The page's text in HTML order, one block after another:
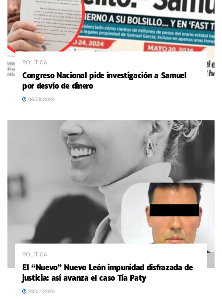
POLÍTICA
Congreso Nacional pide investigación a Samuel
por desvío de dinero
06/08/2026
POLÍTICA
El “Nuevo” Nuevo León impunidad disfrazada de
justicia: así avanza el caso Tía Paty
28/07/2026